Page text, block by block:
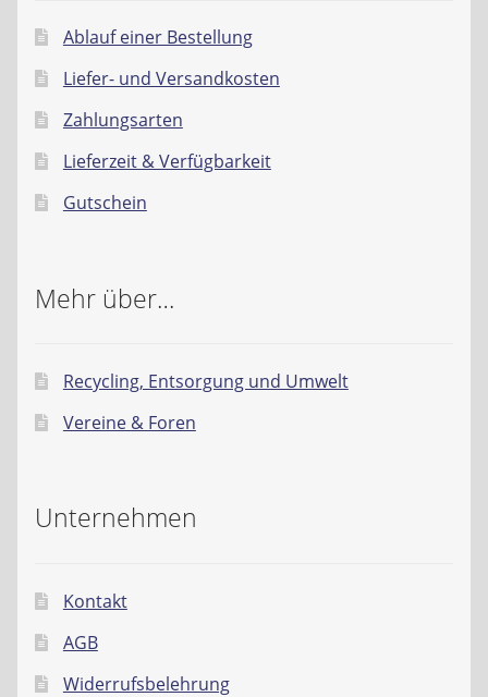
Ablauf einer Bestellung
Liefer- und Versandkosten
Zahlungsarten
Lieferzeit & Verfügbarkeit
Gutschein
Mehr über…
Recycling, Entsorgung und Umwelt
Vereine & Foren
Unternehmen
Kontakt
AGB
Widerrufsbelehrung